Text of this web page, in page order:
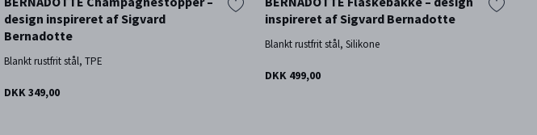
design inspireret af Sigvard
Bernadotte
Blankt rustfrit stål, TPE
DKK 349,00
inspireret af Sigvard Bernadotte
Blankt rustfrit stål, Silikone
DKK 499,00